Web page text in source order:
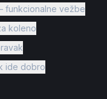
funkcionalne vežbe
koleno
ide dobro